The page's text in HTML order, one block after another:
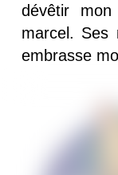
dévêtir
marcel. Ses
embrasse